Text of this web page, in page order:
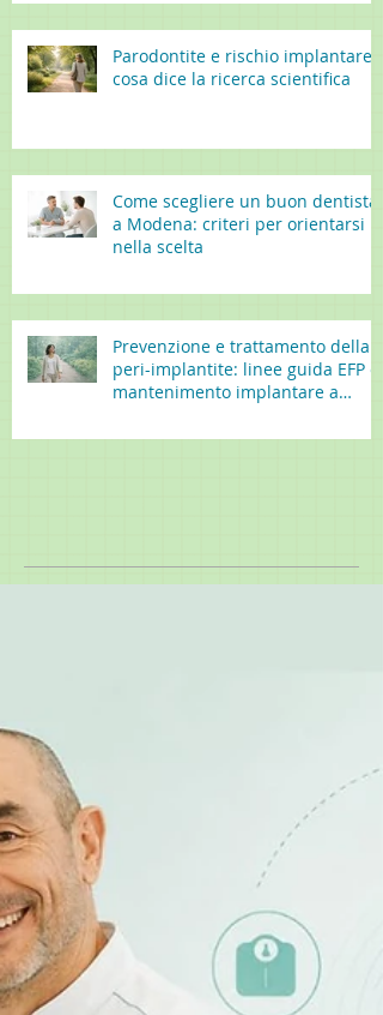
Parodontite e rischio implantare:
cosa dice la ricerca scientifica
Come scegliere un buon dentista
a Modena: criteri per orientarsi
nella scelta
Prevenzione e trattamento della
peri-implantite: linee guida EFP e
mantenimento implantare a